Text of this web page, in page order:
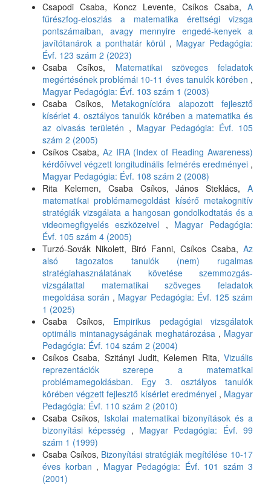
Csapodi Csaba, Koncz Levente, Csíkos Csaba, A
fűrészfog-eloszlás a matematika érettségi vizsga
pontszámaiban, avagy mennyire engedé-kenyek a
javítótanárok a ponthatár körül , Magyar Pedagógia:
Évf. 123 szám 2 (2023)
Csaba Csíkos, Matematikai szöveges feladatok
megértésének problémái 10-11 éves tanulók körében ,
Magyar Pedagógia: Évf. 103 szám 1 (2003)
Csaba Csíkos, Metakognícióra alapozott fejlesztő
kísérlet 4. osztályos tanulók körében a matematika és
az olvasás területén , Magyar Pedagógia: Évf. 105
szám 2 (2005)
Csíkos Csaba, Az IRA (Index of Reading Awareness)
kérdőívvel végzett longitudinális felmérés eredményei ,
Magyar Pedagógia: Évf. 108 szám 2 (2008)
Rita Kelemen, Csaba Csíkos, János Steklács, A
matematikai problémamegoldást kísérő metakognitív
stratégiák vizsgálata a hangosan gondolkodtatás és a
videomegfigyelés eszközeivel , Magyar Pedagógia:
Évf. 105 szám 4 (2005)
Turzó-Sovák Nikolett, Biró Fanni, Csíkos Csaba, Az
alsó tagozatos tanulók (nem) rugalmas
stratégiahasználatának követése szemmozgás-
vizsgálattal matematikai szöveges feladatok
megoldása során , Magyar Pedagógia: Évf. 125 szám
1 (2025)
Csaba Csíkos, Empirikus pedagógiai vizsgálatok
optimális mintanagyságának meghatározása , Magyar
Pedagógia: Évf. 104 szám 2 (2004)
Csíkos Csaba, Szitányi Judit, Kelemen Rita, Vizuális
reprezentációk szerepe a matematikai
problémamegoldásban. Egy 3. osztályos tanulók
körében végzett fejlesztő kísérlet eredményei , Magyar
Pedagógia: Évf. 110 szám 2 (2010)
Csaba Csíkos, Iskolai matematikai bizonyítások és a
bizonyítási képesség , Magyar Pedagógia: Évf. 99
szám 1 (1999)
Csaba Csíkos, Bizonyítási stratégiák megítélése 10-17
éves korban , Magyar Pedagógia: Évf. 101 szám 3
(2001)